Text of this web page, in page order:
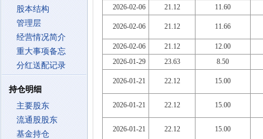
股本结构
管理层
经营情况简介
重大事项备忘
分红送配记录
持仓明细
主要股东
流通股股东
基金持仓
2026-02-06 21.12 11.60
2026-02-06 21.12 11.66
2026-02-06 21.12
12.00
2026-01-29
23.63 8.50
2026-01-21 22.12 15.00
2026-01-21 22.12 15.00
2026-01-21 22.12 15.00